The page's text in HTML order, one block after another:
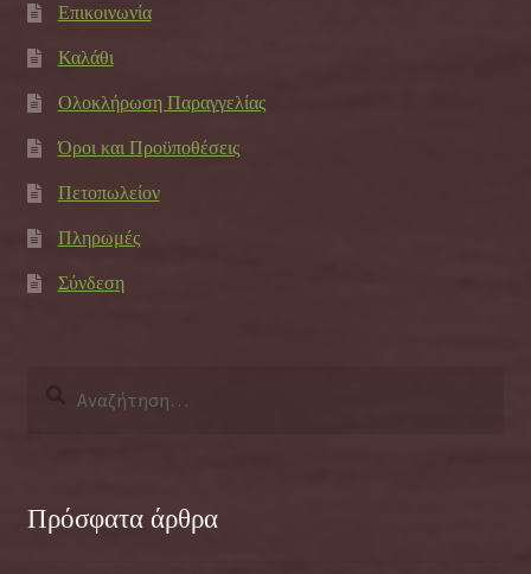
Επικοινωνία
Καλάθι
Ολοκλήρωση Παραγγελίας
Όροι και Προϋποθέσεις
Πετοπωλείον
Πληρωμές
Σύνδεση
Πρόσφατα άρθρα